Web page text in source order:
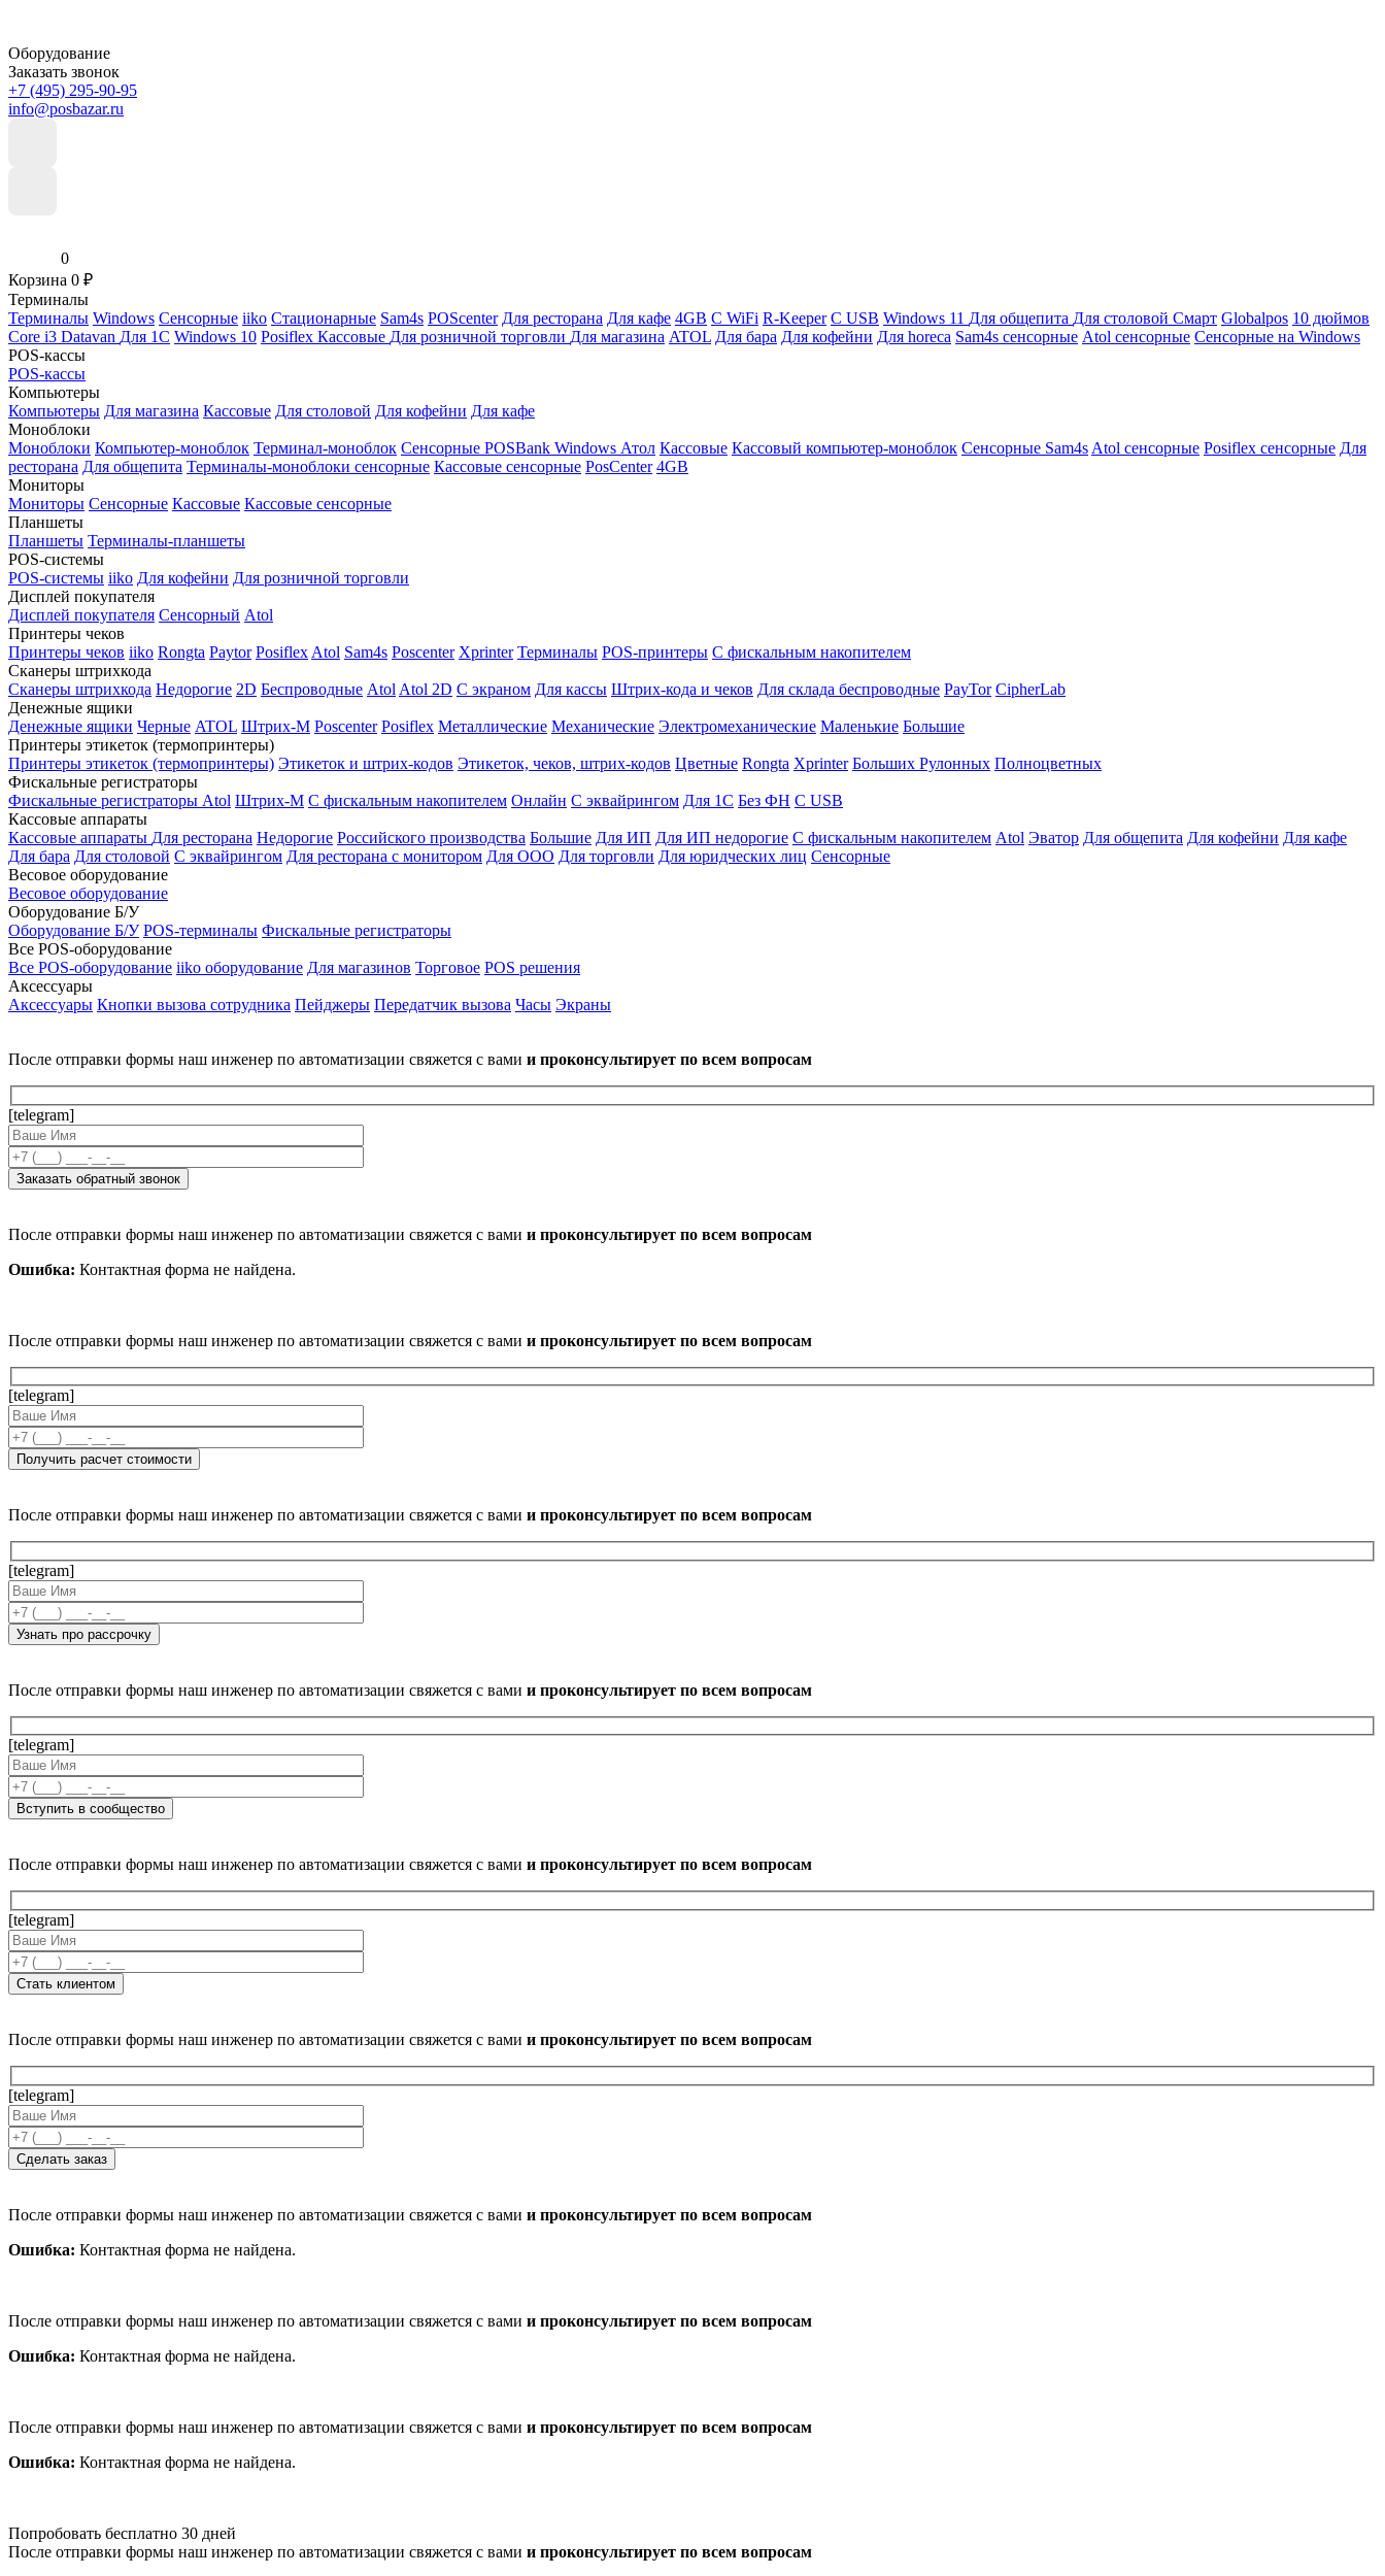
Оборудование
Заказать звонок
+7 (495) 295-90-95
info@posbazar.ru
0
Корзина 0 ₽
Терминалы
Терминалы Windows Сенсорные iiko Стационарные Sam4s POScenter Для ресторана Для кафе 4GB С WiFi R-Keeper С USB Windows 11 Для общепита Для столовой Смарт Globalpos 10 дюймов
Core i3 Datavan Для 1С Windows 10 Posiflex Кассовые Для розничной торговли Для магазина ATOL Для бара Для кофейни Для horeca Sam4s сенсорные Atol сенсорные Сенсорные на Windows
POS-кассы
POS-кассы
Компьютеры
Компьютеры Для магазина Кассовые Для столовой Для кофейни Для кафе
Моноблоки
Моноблоки Компьютер-моноблок Терминал-моноблок Сенсорные POSBank Windows Атол Кассовые Кассовый компьютер-моноблок Сенсорные Sam4s Atol сенсорные Posiflex сенсорные Для
ресторана Для общепита Терминалы-моноблоки сенсорные Кассовые сенсорные PosCenter 4GB
Мониторы
Мониторы Сенсорные Кассовые Кассовые сенсорные
Планшеты
Планшеты Терминалы-планшеты
POS-системы
POS-системы iiko Для кофейни Для розничной торговли
Дисплей покупателя
Дисплей покупателя Сенсорный Atol
Принтеры чеков
Принтеры чеков iiko Rongta Paytor Posiflex Atol Sam4s Poscenter Xprinter Терминалы POS-принтеры С фискальным накопителем
Сканеры штрихкода
Сканеры штрихкода Недорогие 2D Беспроводные Atol Atol 2D С экраном Для кассы Штрих-кода и чеков Для склада беспроводные PayTor CipherLab
Денежные ящики
Денежные ящики Черные ATOL Штрих-М Poscenter Posiflex Металлические Механические Электромеханические Маленькие Большие
Принтеры этикеток (термопринтеры)
Принтеры этикеток (термопринтеры) Этикеток и штрих-кодов Этикеток, чеков, штрих-кодов Цветные Rongta Xprinter Больших Рулонных Полноцветных
Фискальные регистраторы
Фискальные регистраторы Atol Штрих-М С фискальным накопителем Онлайн С эквайрингом Для 1С Без ФН С USB
Кассовые аппараты
Кассовые аппараты Для ресторана Недорогие Российского производства Большие Для ИП Для ИП недорогие С фискальным накопителем Atol Эватор Для общепита Для кофейни Для кафе
Для бара Для столовой С эквайрингом Для ресторана с монитором Для ООО Для торговли Для юридческих лиц Сенсорные
Весовое оборудование
Весовое оборудование
Оборудование Б/У
Оборудование Б/У POS-терминалы Фискальные регистраторы
Все POS-оборудование
Все POS-оборудование iiko оборудование Для магазинов Торговое POS решения
Аксессуары
Аксессуары Кнопки вызова сотрудника Пейджеры Передатчик вызова Часы Экраны
После отправки формы наш инженер по автоматизации свяжется с вами и проконсультирует по всем вопросам
[telegram]
После отправки формы наш инженер по автоматизации свяжется с вами и проконсультирует по всем вопросам
Ошибка: Контактная форма не найдена.
После отправки формы наш инженер по автоматизации свяжется с вами и проконсультирует по всем вопросам
[telegram]
После отправки формы наш инженер по автоматизации свяжется с вами и проконсультирует по всем вопросам
[telegram]
После отправки формы наш инженер по автоматизации свяжется с вами и проконсультирует по всем вопросам
[telegram]
После отправки формы наш инженер по автоматизации свяжется с вами и проконсультирует по всем вопросам
[telegram]
После отправки формы наш инженер по автоматизации свяжется с вами и проконсультирует по всем вопросам
[telegram]
После отправки формы наш инженер по автоматизации свяжется с вами и проконсультирует по всем вопросам
Ошибка: Контактная форма не найдена.
После отправки формы наш инженер по автоматизации свяжется с вами и проконсультирует по всем вопросам
Ошибка: Контактная форма не найдена.
После отправки формы наш инженер по автоматизации свяжется с вами и проконсультирует по всем вопросам
Ошибка: Контактная форма не найдена.
Попробовать бесплатно 30 дней
После отправки формы наш инженер по автоматизации свяжется с вами и проконсультирует по всем вопросам